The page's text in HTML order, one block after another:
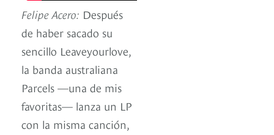
Felipe Acero: Después
de haber sacado su
sencillo Leaveyourlove,
la banda australiana
Parcels —una de mis
favoritas— lanza un LP
con la misma canción,